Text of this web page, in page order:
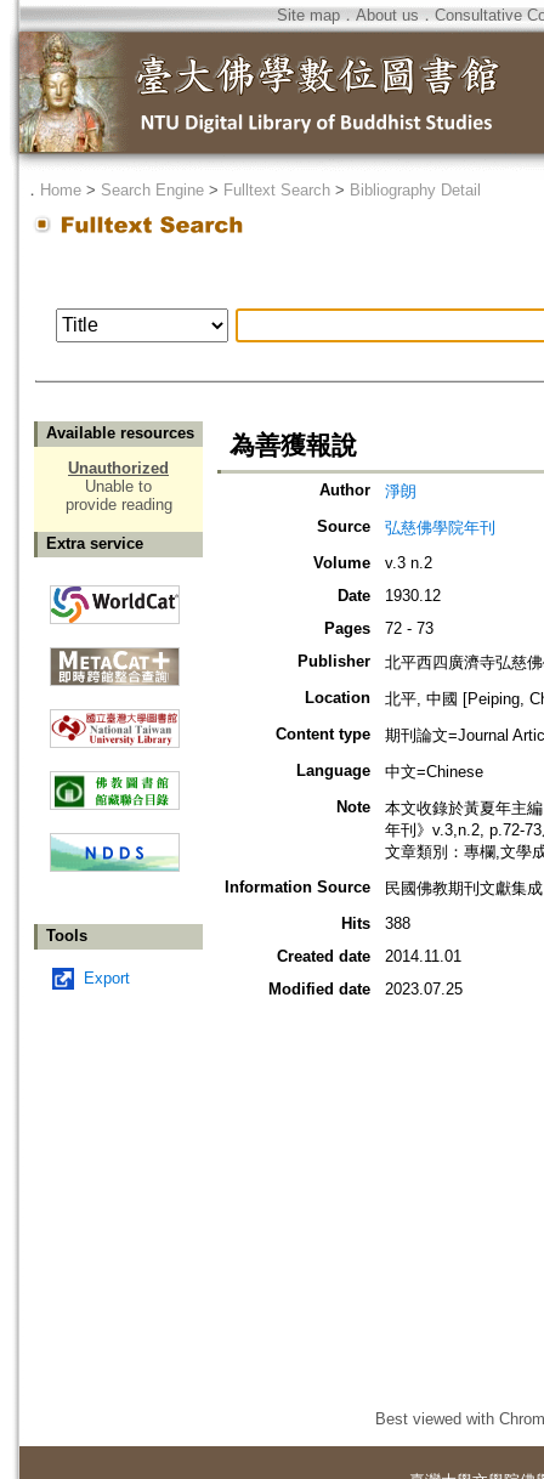
Site map．About us ． Consultative
． Home > Search Engine > Fulltext Search > Bibliography Detail
Available resources
Unauthorized
Unable to
provide reading
Extra service
Tools
Export
為善獲報說
Author
淨朗
Source
弘慈佛學院年刊
Volume
v.3 n.2
Date
1930.12
Pages
72 - 73
Publisher
北平西四廣濟寺弘慈
Location
北平, 中國 [Peiping,
Content type
期刊論文=Journal
Language
中文=Chinese
Note
本文收錄於黃夏年主
年刊》v.3,n.2, p.72-
文章類別：專欄,文學
Information Source
民國佛教期刊文獻集
Hits
388
Created date
2014.11.01
Modified date
2023.07.25
Best viewed with